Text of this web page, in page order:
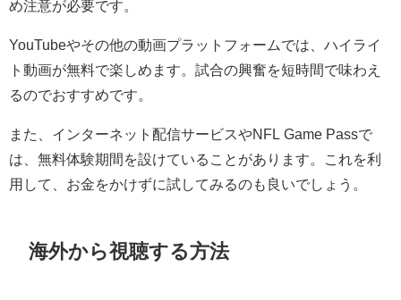
め注意が必要です。
YouTubeやその他の動画プラットフォームでは、ハイライ
ト動画が無料で楽しめます。試合の興奮を短時間で味わえ
るのでおすすめです。
また、インターネット配信サービスやNFL Game Passで
は、無料体験期間を設けていることがあります。これを利
用して、お金をかけずに試してみるのも良いでしょう。
海外から視聴する方法